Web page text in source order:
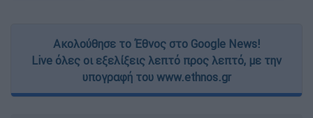
Ακολούθησε το Έθνος στο Google News!
Live όλες οι εξελίξεις λεπτό προς λεπτό, με την
υπογραφή του www.ethnos.gr